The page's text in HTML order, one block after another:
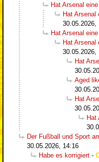
Hat Arsenal
Hat Arsenal
30.05.2026,
Hat Arsenal
Hat Arsenal
30.05.2026,
Hat
Aged
Hat
Hat
Der Fußball und Sport
30.05.2026, 14:16
Habe es korrigiert -